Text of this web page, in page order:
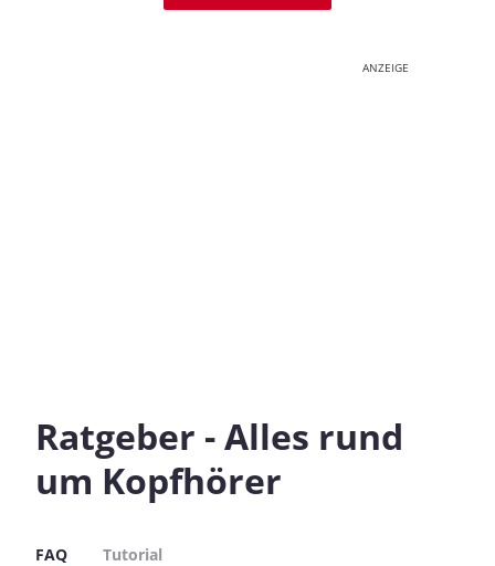
ANZEIGE
Ratgeber - Alles rund
um Kopfhörer
FAQ Tutorial